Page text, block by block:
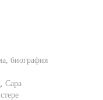
биография
Сара